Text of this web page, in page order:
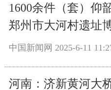
1600余件（套）仰
郑州市大河村遗址
中国新闻网 2025-6-11
河南：济新黄河大